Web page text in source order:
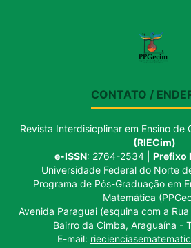
CONTATO /
Revista Interdisicplinar em Ensino de
(RIECim)
e-ISSN: 2764-2534 | Prefixo
Universidade Federal do Norte
Programa de Pós-Graduação em
Matemática
Avenida Paraguai (esquina com a
Bairro da Cimba, Araguaína -
E-mail: